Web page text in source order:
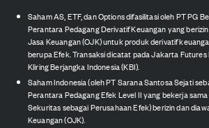
Saham AS, ETF, dan Options difasilitasi oleh PT PG
Perantara Pedagang Derivatif Keuangan yang
Jasa Keuangan (OJK) untuk produk derivatif
berupa Efek. Transaksi dicatat pada Jakarta Futures
Kliring Berjangka Indonesia (KBI).
Saham Indonesia (oleh PT Sarana Santosa Sejati
Perantara Pedagang Efek Level II yang bekerja
Sekuritas sebagai Perusahaan Efek) berizin dan
Keuangan (OJK).